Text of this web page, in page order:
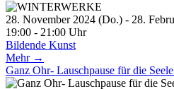
28. November 2024 (Do.) - 28.
19:00 - 21:00 Uhr
Bildende Kunst
Mehr →
Ganz Ohr- Lauschpause für die